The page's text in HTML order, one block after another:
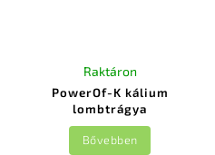
PowerOf-K kálium
lombtrágya
Raktáron
Bővebben